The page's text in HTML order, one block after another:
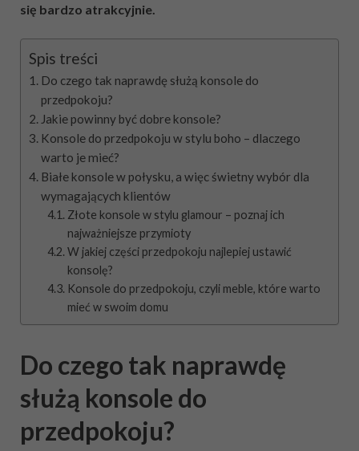
się bardzo atrakcyjnie.
Spis treści
Do czego tak naprawdę służą konsole do
przedpokoju?
Jakie powinny być dobre konsole?
Konsole do przedpokoju w stylu boho – dlaczego
warto je mieć?
Białe konsole w połysku, a więc świetny wybór dla
wymagających klientów
Złote konsole w stylu glamour – poznaj ich
najważniejsze przymioty
W jakiej części przedpokoju najlepiej ustawić
konsolę?
Konsole do przedpokoju, czyli meble, które warto
mieć w swoim domu
Do czego tak naprawdę
służą konsole do
przedpokoju?